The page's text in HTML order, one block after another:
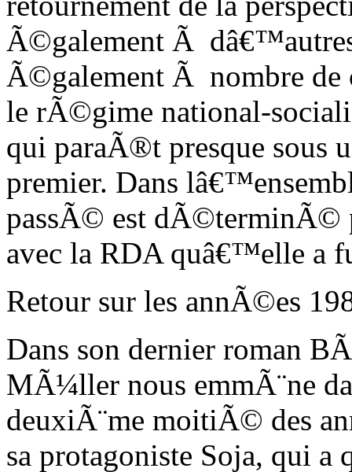
Ã©galement Ã
Ã©galement Ã nombre de
le rÃ©gime national-
qui paraÃ®t presque sous
premier. Dans
passÃ© est dÃ©terminÃ©
avec la RDA quâ€™elle a
Retour sur les annÃ©es
Dans son dernier roman
MÃ¼ller nous emmÃ¨ne
deuxiÃ¨me moitiÃ© des
sa protagoniste Soja, qui